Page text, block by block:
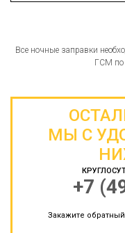
Все ночные заправки
ГСМ по
МЫ С
+7
Закажите